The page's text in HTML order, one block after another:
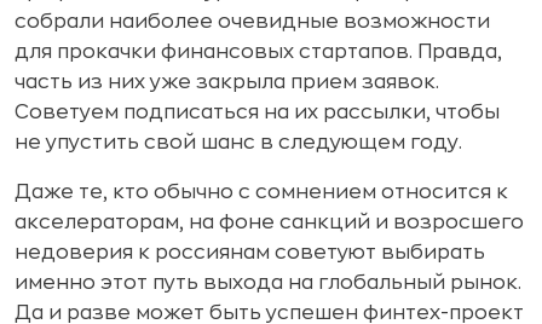
собрали наиболее очевидные возможности
для прокачки финансовых стартапов. Правда,
часть из них уже закрыла прием заявок.
Советуем подписаться на их рассылки, чтобы
не упустить свой шанс в следующем году.
Даже те, кто обычно с сомнением относится к
акселераторам, на фоне санкций и возросшего
недоверия к россиянам советуют выбирать
именно этот путь выхода на глобальный рынок.
Да и разве может быть успешен финтех-проект